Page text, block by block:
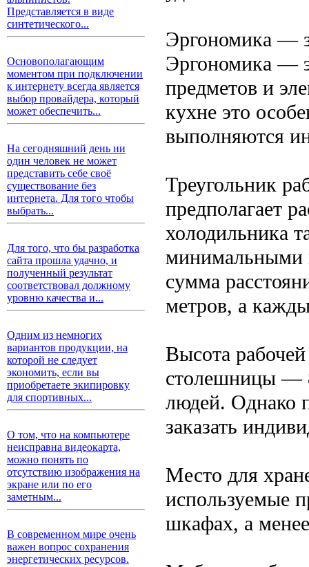
Представляется в виде
синтетического...
Основополагающим
моментом при подключении
к интернету всегда является
выбор провайдера, который
может обеспечить...
На сегодняшний день ни
один человек не может
представить себе своё
существование без
интернета. Для того чтобы
выбрать...
Для того, что бы разработка
сайта прошла удачно, и
полученный результат
соответствовал должному
уровню качества и...
Одним из немногих
вариантов продукции, на
которой не следует
экономить, если вы
приобретаете экипировку
для спортивных...
О том, что на компьютере
неисправна видеокарта,
можно понять по
отсутствию изображения на
экране или по его
заметным...
В современном мире очень
важен вопрос сохранения
энергетических ресурсов.
Эргономика —
Эргономика —
предметов и
кухне это
выполняются
Треугольник
предполагает
холодильника
минимальными
сумма
метров, а
Высота
столешницы —
людей. Однако
заказать
Место для
используемые
шкафах, а